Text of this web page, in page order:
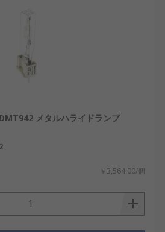
は、裏庭の照明からサッカ
のが利用できます。優れた
る効率的なランプをお探し
タルハライドランプ製品をご
ランプの代表的な
の高性能と長寿命により、
スポーツフィールド駐車場、
います。
ランプの口金の種
メタルハライドランプ
￥3,564.00/個